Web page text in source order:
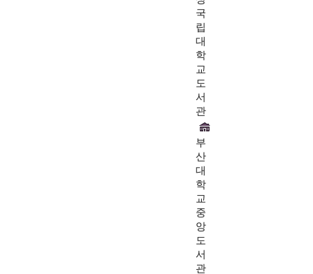
국
립
대
학
교
도
서
관
부
산
대
학
교
중
앙
도
서
관